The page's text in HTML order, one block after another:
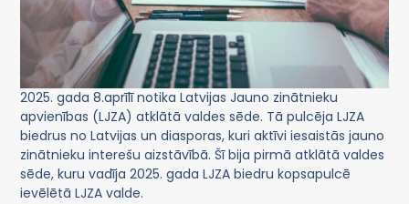
2025. gada 8.aprīlī notika Latvijas Jauno zinātnieku
apvienības (LJZA) atklātā valdes sēde. Tā pulcēja LJZA
biedrus no Latvijas un diasporas, kuri aktīvi iesaistās jauno
zinātnieku interešu aizstāvībā. Šī bija pirmā atklātā valdes
sēde, kuru vadīja 2025. gada LJZA biedru kopsapulcē
ievēlētā LJZA valde.